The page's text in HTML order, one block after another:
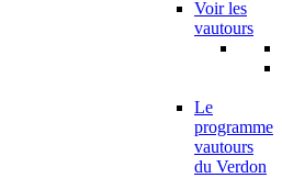
Voir les
vautours
Le
programme
vautours
du Verdon